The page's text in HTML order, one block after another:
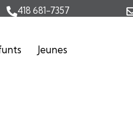
418 681-7357
Jeunes